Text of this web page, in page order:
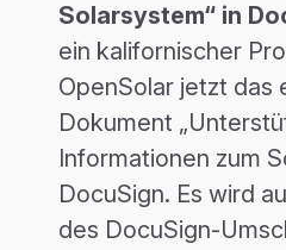
Solarsystem“ in
ein kalifornischer
OpenSolar jetzt das
Dokument
Informationen zum
DocuSign. Es wird
des DocuSign-